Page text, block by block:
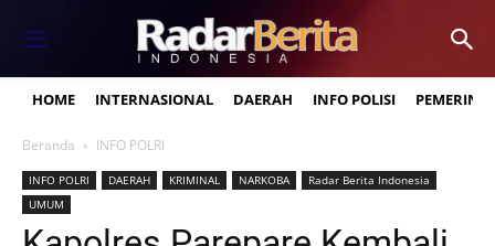
HOME INTERNASIONAL DAERAH INFO POLISI
Beranda INFO POLRI
INFO POLRI DAERAH KRIMINAL NARKOBA
Radar Berita Indonesia
UMUM